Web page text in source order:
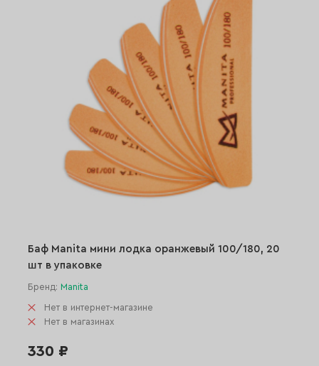
Баф Manita мини лодка оранжевый 100/180, 20
шт в упаковке
Бренд: Manita
Нет в интернет-магазине
Нет в магазинах
330 ₽